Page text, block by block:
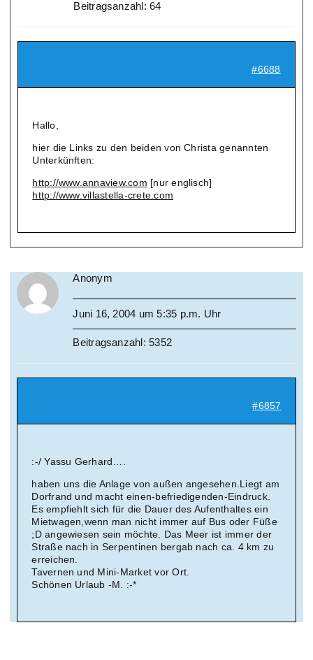
Beitragsanzahl: 64
#6688
Hallo,
hier die Links zu den beiden von Christa genannten
Unterkünften:
http://www.annaview.com [nur englisch]
http://www.villastella-crete.com
Anonym
Juni 16, 2004 um 5:35 p.m. Uhr
Beitragsanzahl: 5352
#6857
:-/ Yassu Gerhard….
haben uns die Anlage von außen angesehen.Liegt am
Dorfrand und macht einen-befriedigenden-Eindruck.
Es empfiehlt sich für die Dauer des Aufenthaltes ein
Mietwagen,wenn man nicht immer auf Bus oder Füße
;D angewiesen sein möchte. Das Meer ist immer der
Straße nach in Serpentinen bergab nach ca. 4 km zu
erreichen.
Tavernen und Mini-Market vor Ort.
Schönen Urlaub -M. :-*